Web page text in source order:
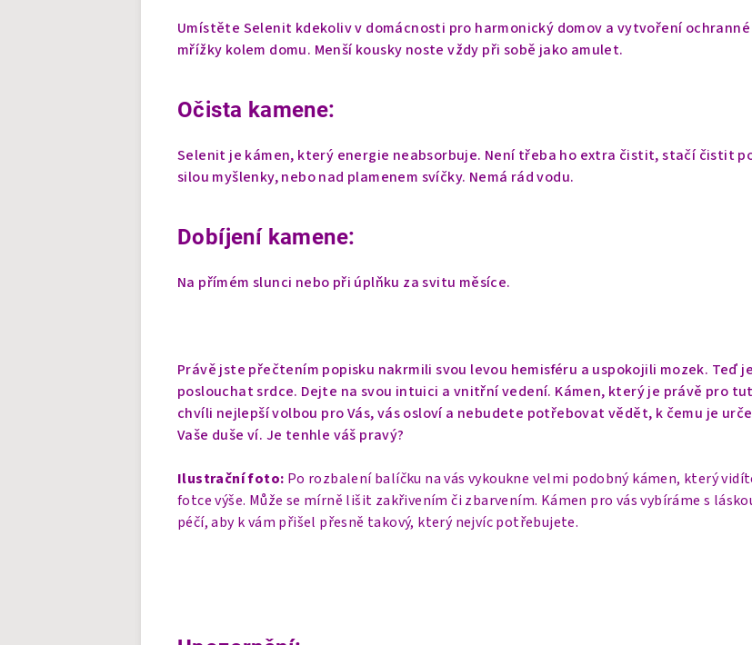
Umístěte Selenit kdekoliv v domácnosti pro harmonický domov a vytvoření ochranné
mřížky kolem domu. Menší kousky noste vždy při sobě jako amulet.
Očista kamene:
Selenit je kámen, který energie neabsorbuje. Není třeba ho extra čistit, stačí čistit
silou myšlenky, nebo nad plamenem svíčky. Nemá rád vodu.
Dobíjení kamene:
Na přímém slunci nebo při úplňku za svitu měsíce.
Právě jste přečtením popisku nakrmili svou levou hemisféru a uspokojili mozek. Teď
poslouchat srdce. Dejte na svou intuici a vnitřní vedení. Kámen, který je právě pro
chvíli nejlepší volbou pro Vás, vás osloví a nebudete potřebovat vědět, k čemu je
Vaše duše ví. Je tenhle váš pravý?
Ilustrační foto: Po rozbalení balíčku na vás vykoukne velmi podobný kámen, který
fotce výše. Může se mírně lišit zakřivením či zbarvením. Kámen pro vás vybíráme s
péčí, aby k vám přišel přesně takový, který nejvíc potřebujete.